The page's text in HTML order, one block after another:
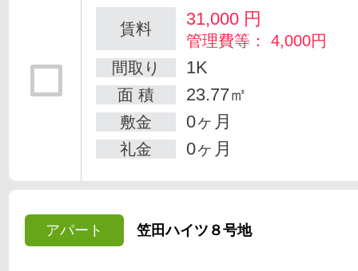
賃料 31,000 円
管理費等： 4,000円
間取り
1K
面 積 23.77㎡
敷金 0ヶ月
礼金 0ヶ月
アパート 笠田ハイツ８号地